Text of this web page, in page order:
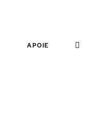
APOIE